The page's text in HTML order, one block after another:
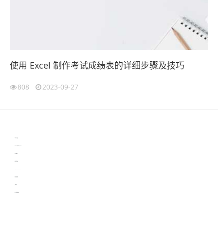
使用 Excel 制作考试成绩表的详细步骤及技巧
808 2023-09-27